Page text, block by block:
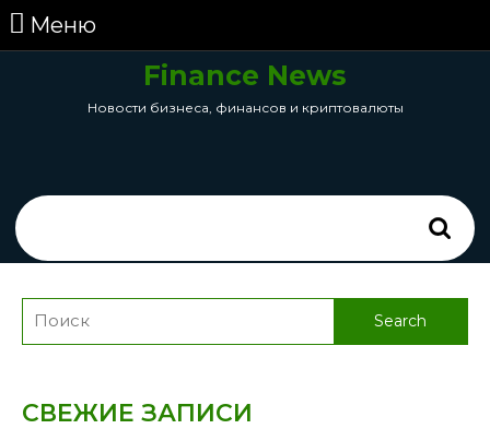
перейти
МенюМеню
Finance News
Новости бизнеса, финансов и криптовалюты
for:
Search
СВЕЖИЕ ЗАПИСИ